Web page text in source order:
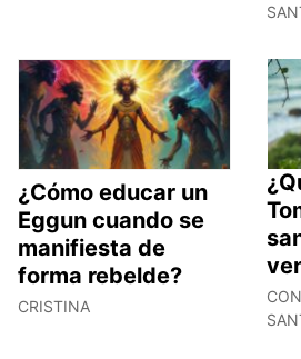
¿Cómo educar un
Eggun cuando se
manifiesta de
forma rebelde?
CRISTINA